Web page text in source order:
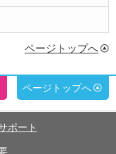
ページトップへ
ページトップへ
ポート